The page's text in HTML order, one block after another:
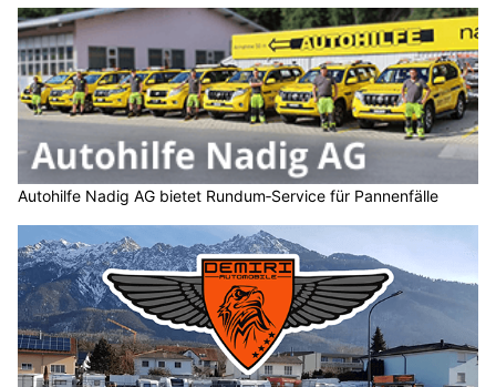
Autohilfe Nadig AG bietet Rundum‑Service für Pannenfälle